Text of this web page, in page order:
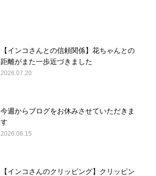
【インコさんとの信頼関係】花ちゃんとの
距離がまた一歩近づきました
2026.07.20
今週からブログをお休みさせていただきま
す
2026.06.15
【インコさんのクリッピング】クリッピン